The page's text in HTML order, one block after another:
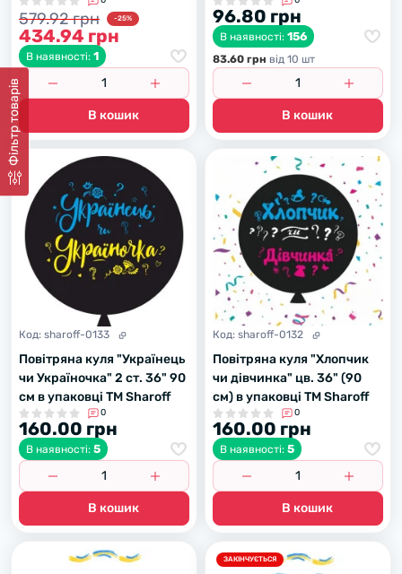
Фiльтр товарiв
579.92 грн -25%
434.94 грн
В наявності: 1
В кошик
96.80 грн
В наявності: 156
83.60 грн вiд 10 шт
В кошик
Код: sharoff-0133
Повітряна куля "Українець
чи Україночка" 2 ст. 36" 90
см в упаковці ТМ Sharoff
0
160.00 грн
В наявності: 5
В кошик
Код: sharoff-0132
Повітряна куля "Хлопчик
чи дівчинка" цв. 36" (90
см) в упаковці ТМ Sharoff
0
160.00 грн
В наявності: 5
В кошик
ЗАКІНЧУЄТЬСЯ